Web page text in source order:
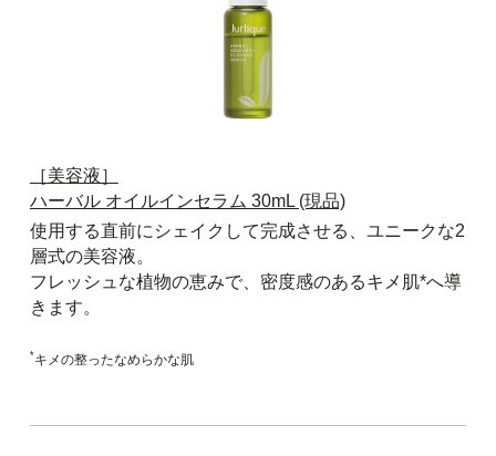
［美容液］
ハーバル オイルインセラム 30mL (現品)
使用する直前にシェイクして完成させる、ユニークな2
層式の美容液。
フレッシュな植物の恵みで、密度感のあるキメ肌*へ導
きます。
*キメの整ったなめらかな肌